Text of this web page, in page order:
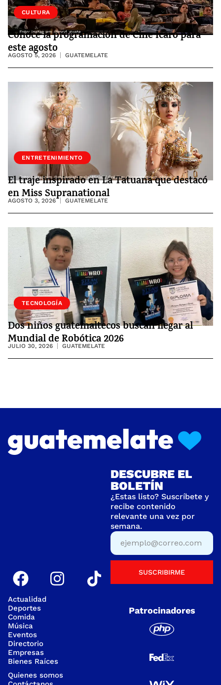
CULTURA
Conoce la programación de Cine Ícaro para
este agosto
AGOSTO 5, 2026 GUATEMELATE
ENTRETENIMIENTO
El traje inspirado en La Tatuana que destacó
en Miss Supranational
AGOSTO 3, 2026 GUATEMELATE
SOCIEDAD
TECNOLOGÍA
Dos niños guatemaltecos buscan llegar al
Mundial de Robótica 2026
JULIO 30, 2026 GUATEMELATE
Actualidad
Deportes
Comida
Música
Eventos
Directorio
Empresas
Bienes Raíces
Quienes somos
DESCUBRE EL
BOLETÍN
¿Estas listo? Suscríbete y
recibe contenido
relevante una vez por
semana.
SUSCRIBIRME
Patrocinadores